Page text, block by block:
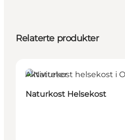
Relaterte produkter
Aktiviteter
Naturkost Helsekost